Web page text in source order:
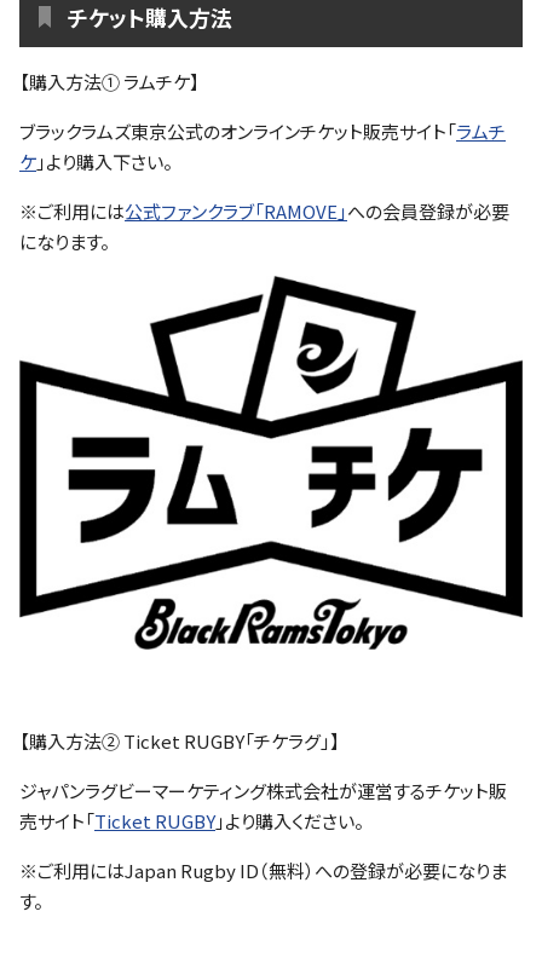
チケット購入方法
【購入方法① ラムチケ】
ブラックラムズ東京公式のオンラインチケット販売サイト「ラムチ
ケ」より購入下さい。
※ご利用には公式ファンクラブ「RAMOVE」への会員登録が必要
になります。
【購入方法② Ticket RUGBY「チケラグ」】
ジャパンラグビーマーケティング株式会社が運営するチケット販
売サイト「Ticket RUGBY」より購入ください。
※ご利用にはJapan Rugby ID（無料）への登録が必要になりま
す。